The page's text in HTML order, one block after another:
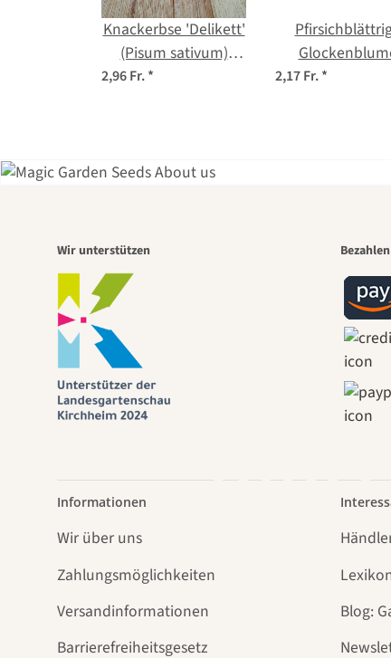
Knackerbse 'Delikett'
(Pisum sativum)
Samen
2,96 Fr.*
'Caerulea'
2,17 Fr.*
führt
Wir unterstützen
Informationen
Wir über uns
Zahlungsmöglichkeiten
Versandinformationen
Barrierefreiheitsgesetz
Blog: